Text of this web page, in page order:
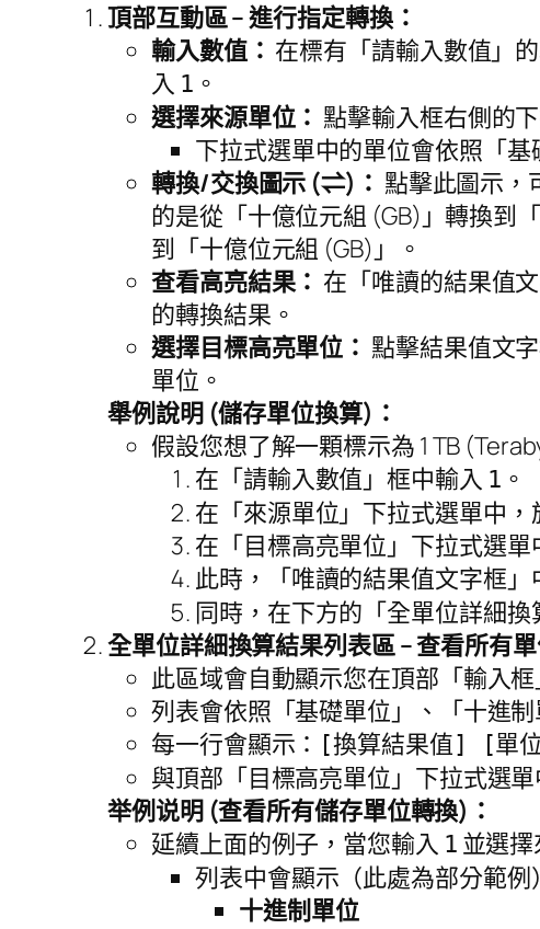
頂部互動區 – 進行指定轉換：
輸入數值： 在標有「請輸入數值」
入 1 。
選擇來源單位： 點擊輸入框右側的
下拉式選單中的單位會依照「
轉換/交換圖示 (⇌)： 點擊此圖示，
的是從「十億位元組 (GB)」轉換到
到「十億位元組 (GB)」。
查看高亮結果： 在「唯讀的結果值
的轉換結果。
選擇目標高亮單位： 點擊結果值文
單位。
舉例說明 (儲存單位換算)：
假設您想了解一顆標示為 1 TB
在「請輸入數值」框中輸入 1 。
在「來源單位」下拉式選單中
在「目標高亮單位」下拉式選
此時，「唯讀的結果值文字框」
同時，在下方的「全單位詳細
全單位詳細換算結果列表區 – 查看所有單
此區域會自動顯示您在頂部「輸入
列表會依照「基礎單位」、「十進
每一行會顯示：
[換算結果值] [單
與頂部「目標高亮單位」下拉式選
举例说明 (查看所有儲存單位轉換)：
延續上面的例子，當您輸入 1 並選
列表中會顯示（此處為部分範例
十進制單位